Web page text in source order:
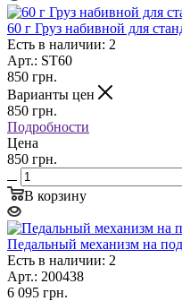
60 г Груз набивной для
Есть в наличии: 2
Арт.: ST60
850 грн.
Варианты цен
850 грн.
Подробности
Цена
850 грн.
В корзину
Педальный механизм на
Есть в наличии: 2
Арт.: 200438
6 095 грн.